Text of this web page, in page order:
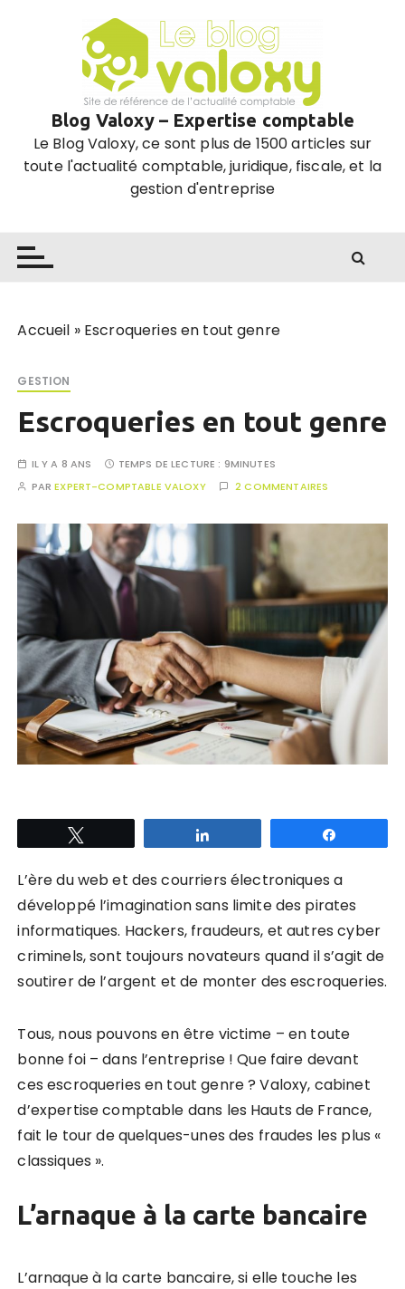
Blog Valoxy – Expertise comptable
Le Blog Valoxy, ce sont plus de 1500 articles sur
toute l'actualité comptable, juridique, fiscale, et la
gestion d'entreprise
Accueil » Escroqueries en tout genre
GESTION
Escroqueries en tout genre
IL Y A 8 ANS TEMPS DE LECTURE : 9MINUTES
PAREXPERT-COMPTABLE VALOXY 2 COMMENTAIRES
L’ère du web et des courriers électroniques a
développé l’imagination sans limite des pirates
informatiques. Hackers, fraudeurs, et autres cyber
criminels, sont toujours novateurs quand il s’agit de
soutirer de l’argent et de monter des escroqueries.
Tous, nous pouvons en être victime – en toute
bonne foi – dans l’entreprise ! Que faire devant
ces escroqueries en tout genre ? Valoxy, cabinet
d’expertise comptable dans les Hauts de France,
fait le tour de quelques-unes des fraudes les plus «
classiques ».
L’arnaque à la carte bancaire
L’arnaque à la carte bancaire, si elle touche les